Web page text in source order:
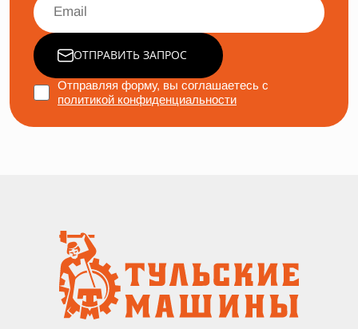
ОТПРАВИТЬ ЗАПРОС
Отправляя форму, вы соглашаетесь с
политикой конфиденциальности